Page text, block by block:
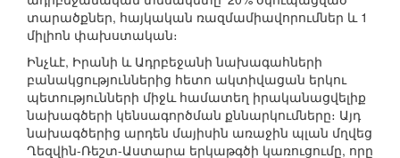
տարածքներ, հայկական ռազմամիավորումներ և 1
միլիոն փախստական։
Ինչևէ, Իրանի և Ադրբեջանի նախագահների
բանակցություններից հետո ակտիվացան երկու
պետությունների միջև համատեղ իրականացվելիք
նախագծերի կենսագործման քննարկումները։ Այդ
նախագծերից արդեն մայիսին առաջին պլան մղվեց
Ղեզվին-Ռեշտ-Աստարա երկաթգծի կառուցումը, որը